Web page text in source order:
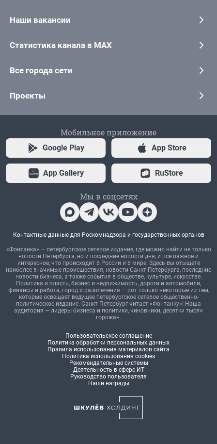
Наши вакансии
Статистика канала в MAX
Все города сети
Проекты
Мобильное приложение
Google Play App Store
App Gallery RuStore
Мы в соцсетях
Контактные данные для Роскомнадзора и государственных органов
«Фонтанка» — петербургское сетевое издание, где можно найти не только
новости Петербурга, но и последние новости дня, и все важное и
интересное, что происходит в России и в мире. Здесь вы отыщете
наиболее значимые происшествия, новости Санкт-Петербурга, последние
новости бизнеса, а также события в обществе, культуре, искусстве.
Политика и власть, бизнес и недвижимость, дороги и автомобили,
финансы и работа, город и развлечения — вот только некоторые из тем,
которые освещает ведущее петербургское сетевое общественно-
политическое издание. Санкт-Петербург читает «Фонтанку»! Наша
аудитория — лидеры бизнеса и политики, чиновники, десятки тысяч
горожан.
Пользовательское соглашение
Политика обработки персональных данных
Правила использования материалов сайта
Политика использования cookies
Рекомендательные системы
Деятельность в сфере ИТ
Руководство пользователя
Наши награды